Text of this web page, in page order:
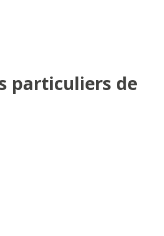
particuliers de